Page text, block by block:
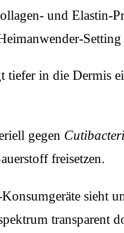
und
Setting
tiefer in die Dermis
gegen
freisetzen.
sieht